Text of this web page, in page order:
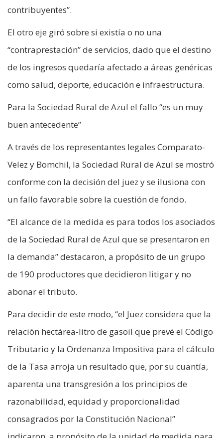
contribuyentes”.
El otro eje giró sobre si existía o no una
“contraprestación” de servicios, dado que el destino
de los ingresos quedaría afectado a áreas genéricas
como salud, deporte, educación e infraestructura.
Para la Sociedad Rural de Azul el fallo “es un muy
buen antecedente”
A través de los representantes legales Comparato-
Velez y Bomchil, la Sociedad Rural de Azul se mostró
conforme con la decisión del juez y se ilusiona con
un fallo favorable sobre la cuestión de fondo.
“El alcance de la medida es para todos los asociados
de la Sociedad Rural de Azul que se presentaron en
la demanda” destacaron, a propósito de un grupo
de 190 productores que decidieron litigar y no
abonar el tributo.
Para decidir de este modo, “el Juez considera que la
relación hectárea-litro de gasoil que prevé el Código
Tributario y la Ordenanza Impositiva para el cálculo
de la Tasa arroja un resultado que, por su cuantía,
aparenta una transgresión a los principios de
razonabilidad, equidad y proporcionalidad
consagrados por la Constitución Nacional”